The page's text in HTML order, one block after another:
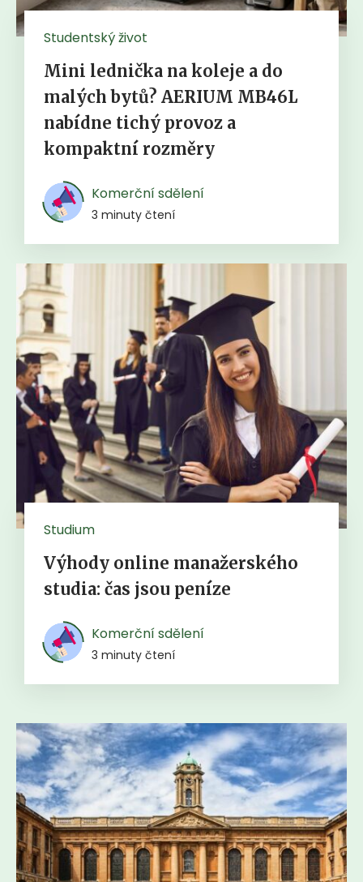
Studentský život
Mini lednička na koleje a do
malých bytů? AERIUM MB46L
nabídne tichý provoz a
kompaktní rozměry
Komerční sdělení
3 minuty čtení
Studium
Výhody online manažerského
studia: čas jsou peníze
Komerční sdělení
3 minuty čtení